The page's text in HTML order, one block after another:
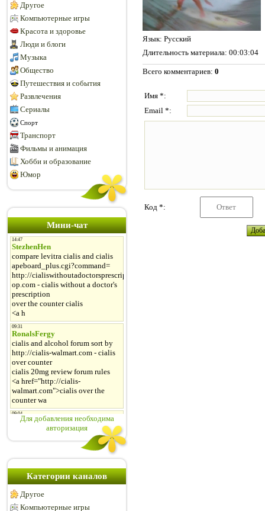
Другое
Компьютерные игры
Красота и здоровье
Люди и блоги
Музыка
Общество
Путешествия и события
Развлечения
Сериалы
Спорт
Транспорт
Фильмы и анимация
Хобби и образование
Юмор
Мини-чат
Для добавления необходима
авторизация
Категории каналов
Другое
Компьютерные игры
Язык: Русский
Длительность материала: 00:03:04
Всего комментариев: 0
Имя *:
Email *:
Код *: